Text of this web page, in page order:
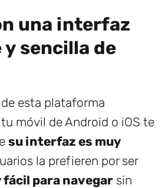
una interfaz
sencilla de
esta plataforma
móvil de Android o iOS te
su interfaz es muy
la prefieren por ser
para navegar sin